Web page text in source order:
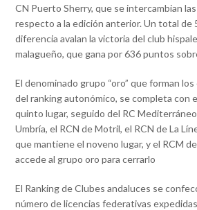
CN Puerto Sherry, que se intercambian
respecto a la edición anterior. Un total de
diferencia avalan la victoria del club
malagueño, que gana por 636 puntos
El denominado grupo “oro” que forman
del ranking autonómico, se completa con
quinto lugar, seguido del RC
Umbría, el RCN de Motril, el RCN de La
que mantiene el noveno lugar, y el RCM
accede al grupo oro para cerrarlo
El Ranking de Clubes andaluces se
número de licencias federativas